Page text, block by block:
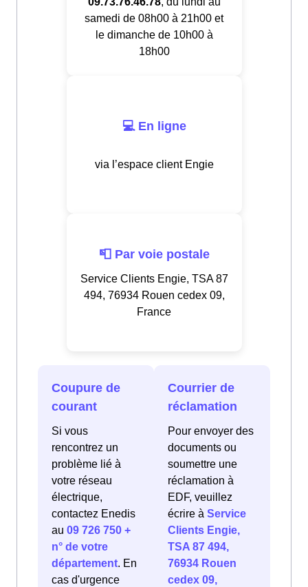
samedi de 08h00 à 21h00 et
le dimanche de 10h00 à
18h00
💻 En ligne
via l’espace client Engie
📮 Par voie postale
Service Clients Engie, TSA 87
494, 76934 Rouen cedex 09,
France
Coupure de
courant
Si vous
rencontrez un
problème lié à
votre réseau
électrique,
contactez Enedis
au 09 726 750 +
n° de votre
département. En
cas d'urgence
Courrier de
réclamation
Pour envoyer des
documents ou
soumettre une
réclamation à
EDF, veuillez
écrire à Service
Clients Engie,
TSA 87 494,
76934 Rouen
cedex 09,